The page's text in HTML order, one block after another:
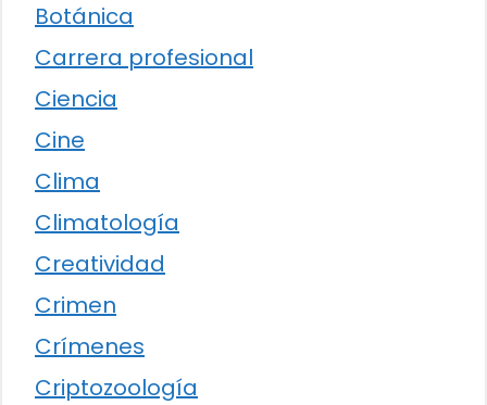
Botánica
Carrera profesional
Ciencia
Cine
Clima
Climatología
Creatividad
Crimen
Crímenes
Criptozoología